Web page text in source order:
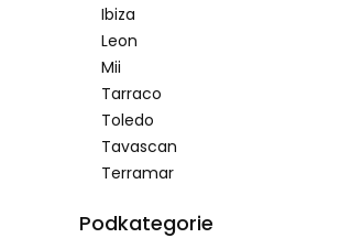
Ibiza
Leon
Mii
Tarraco
Toledo
Tavascan
Terramar
Podkategorie